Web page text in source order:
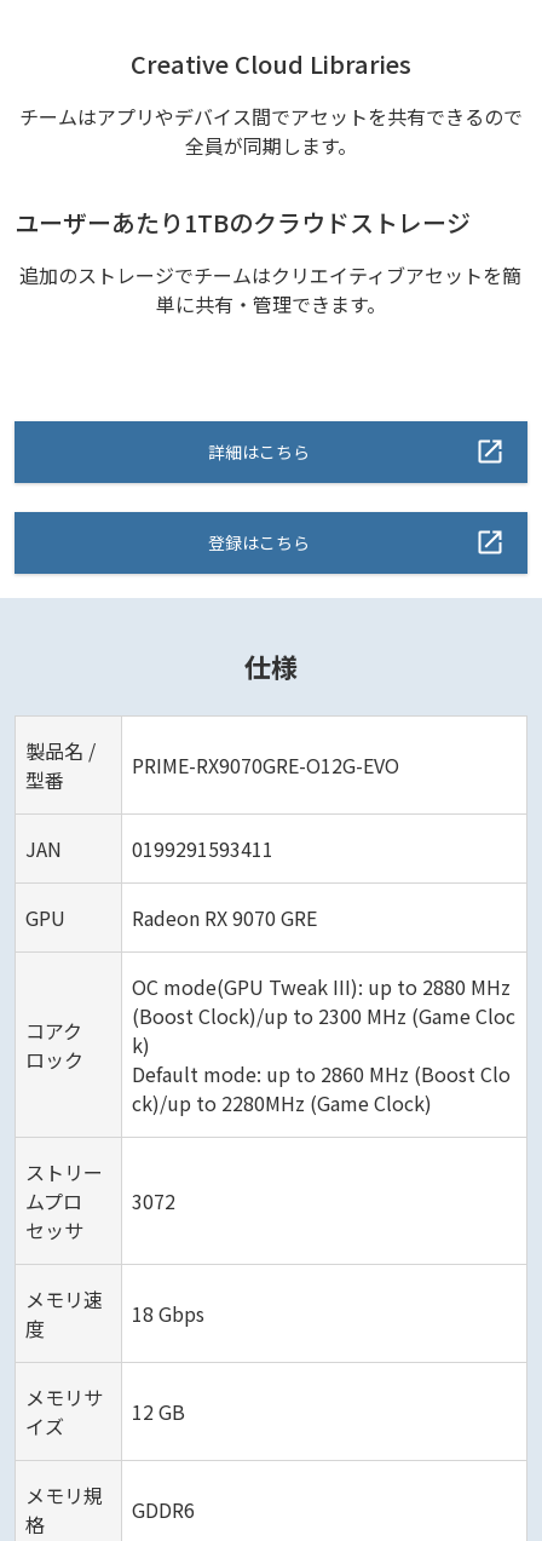
Creative Cloud Libraries
チームはアプリやデバイス間でアセットを共有できるので
全員が同期します。
ユーザーあたり1TBのクラウドストレージ
追加のストレージでチームはクリエイティブアセットを簡
単に共有・管理できます。
詳細はこちら
登録はこちら
仕様
製品名 /
型番
PRIME-RX9070GRE-O12G-EVO
JAN 0199291593411
GPU Radeon RX 9070 GRE
コアク
ロック
OC mode(GPU Tweak III): up to 2880 MHz
(Boost Clock)/up to 2300 MHz (Game Cloc
k)
Default mode: up to 2860 MHz (Boost Clo
ck)/up to 2280MHz (Game Clock)
ストリー
ムプロ
セッサ
3072
メモリ速
度
18 Gbps
メモリサ
イズ
12 GB
メモリ規
格
GDDR6